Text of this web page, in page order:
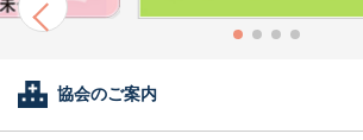
協会のご案内